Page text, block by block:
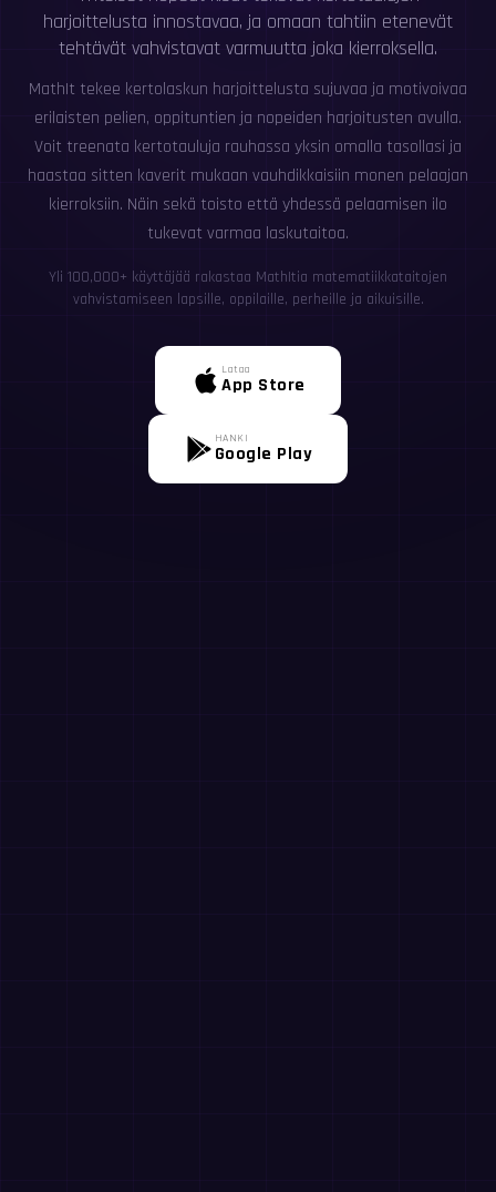
harjoittelusta innostavaa, ja omaan tahtiin etenevät
tehtävät vahvistavat varmuutta joka kierroksella.
MathIt tekee kertolaskun harjoittelusta sujuvaa ja motivoivaa
erilaisten pelien, oppituntien ja nopeiden harjoitusten avulla.
Voit treenata kertotauluja rauhassa yksin omalla tasollasi ja
haastaa sitten kaverit mukaan vauhdikkaisiin monen pelaajan
kierroksiin. Näin sekä toisto että yhdessä pelaamisen ilo
tukevat varmaa laskutaitoa.
Yli 100,000+ käyttäjää rakastaa MathItia matematiikkataitojen
vahvistamiseen lapsille, oppilaille, perheille ja aikuisille.
Lataa
App Store
HANKI
Google Play